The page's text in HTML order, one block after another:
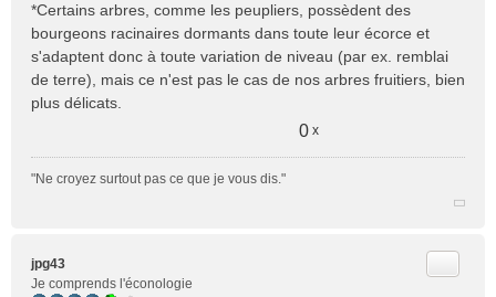
*Certains arbres, comme les peupliers, possèdent des
bourgeons racinaires dormants dans toute leur écorce et
s'adaptent donc à toute variation de niveau (par ex. remblai
de terre), mais ce n'est pas le cas de nos arbres fruitiers, bien
plus délicats.
0 x
"Ne croyez surtout pas ce que je vous dis."
jpg43
Je comprends l'éconologie